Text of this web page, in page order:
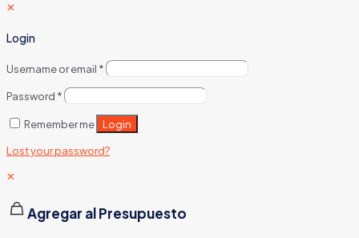
✕
Login
Username or email *
Password *
Remember me Login
Lost your password?
✕
Agregar al Presupuesto